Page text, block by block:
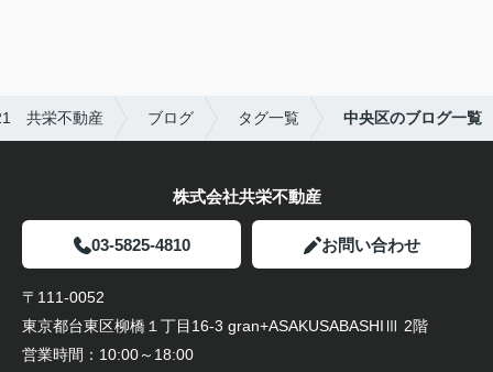
共栄不動産 ブログ タグ一覧 中央区のブログ一覧
株式会社共栄不動産
03-5825-4810 お問い合わせ
〒111-0052
東京都台東区柳橋１丁目16-3 gran+ASAKUSABASHIⅢ 2階
営業時間： 10:00～18:00